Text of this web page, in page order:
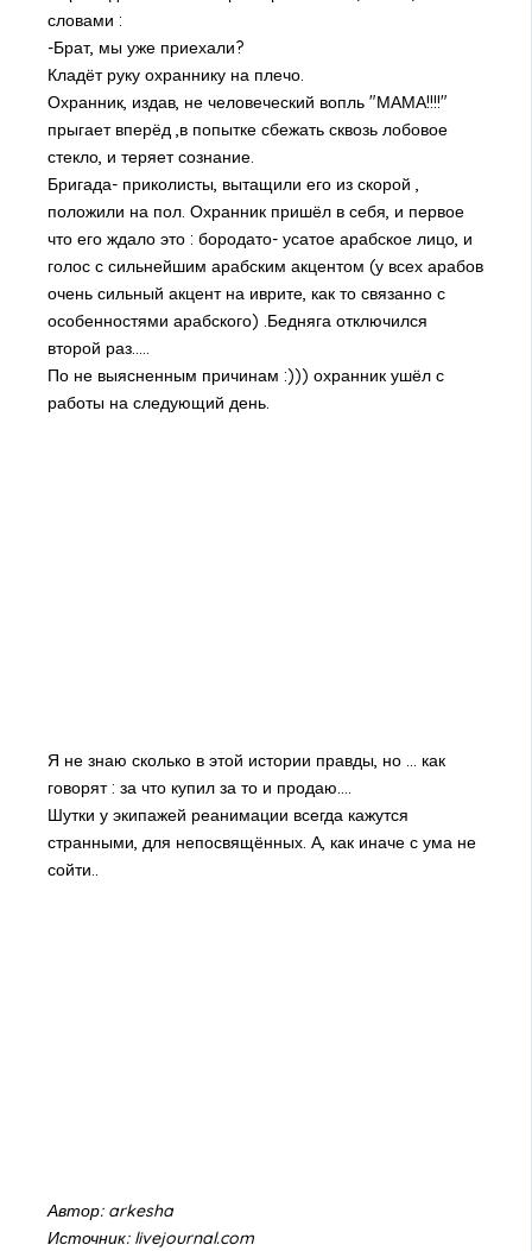
словами :
-Брат, мы уже приехали?
Кладёт руку охраннику на плечо.
Охранник, издав, не человеческий вопль "МАМА!!!!"
прыгает вперёд ,в попытке сбежать сквозь лобовое
стекло, и теряет сознание.
Бригада- приколисты, вытащили его из скорой ,
положили на пол. Охранник пришёл в себя, и первое
что его ждало это : бородато- усатое арабское лицо, и
голос с сильнейшим арабским акцентом (у всех арабов
очень сильный акцент на иврите, как то связанно с
особенностями арабского) .Бедняга отключился
второй раз.....
По не выясненным причинам :))) охранник ушёл с
работы на следующий день.
Я не знаю сколько в этой истории правды, но ... как
говорят : за что купил за то и продаю....
Шутки у экипажей реанимации всегда кажутся
странными, для непосвящённых. А, как иначе с ума не
сойти..
Автор: arkesha
Источник: livejournal.com